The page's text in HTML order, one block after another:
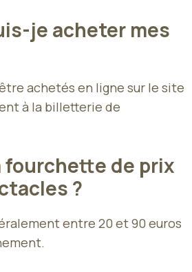
je acheter mes
achetés en ligne sur le site
à la billetterie de
fourchette de prix
?
entre 20 et 90 euros